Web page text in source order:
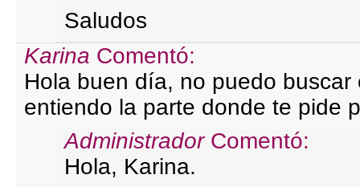
Saludos
Karina Comentó:
Hola buen día, no puedo buscar
entiendo la parte donde te pide
Administrador Comentó:
Hola, Karina.